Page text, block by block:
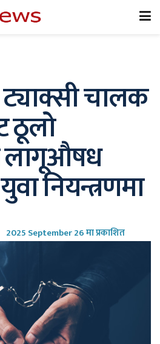
चालक
ठूलो
लागूऔषध
नियन्त्रणमा
2025 September 26 मा प्रकाशित